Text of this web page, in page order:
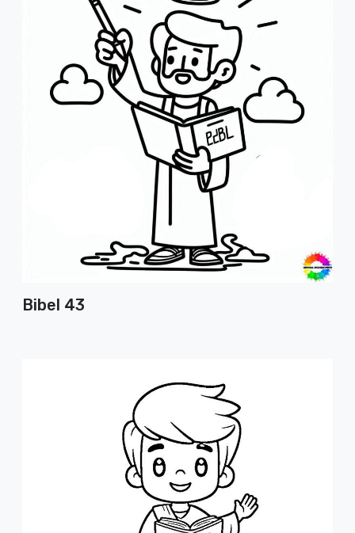
Bibel 43